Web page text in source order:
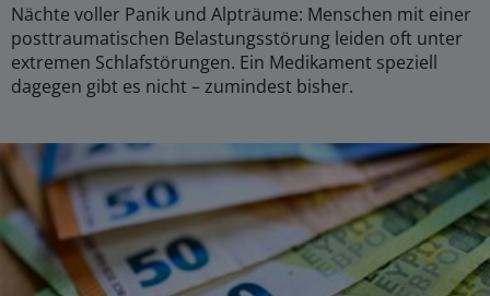
Nächte voller Panik und Alpträume: Menschen mit einer
posttraumatischen Belastungsstörung leiden oft unter
extremen Schlafstörungen. Ein Medikament speziell
dagegen gibt es nicht – zumindest bisher.